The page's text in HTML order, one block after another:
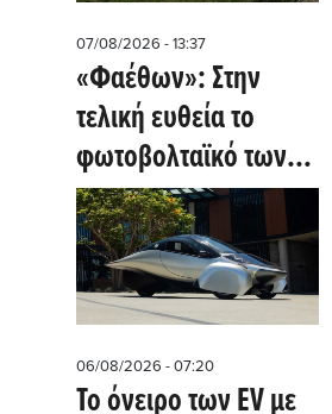
07/08/2026 - 13:37
«Φαέθων»: Στην
τελική ευθεία το
φωτοβολταϊκό των
252 MW με σύστημα
αποθήκευσης
τετηγμένου άλατος
στον Δομοκό
06/08/2026 - 07:20
Το όνειρο των EV με